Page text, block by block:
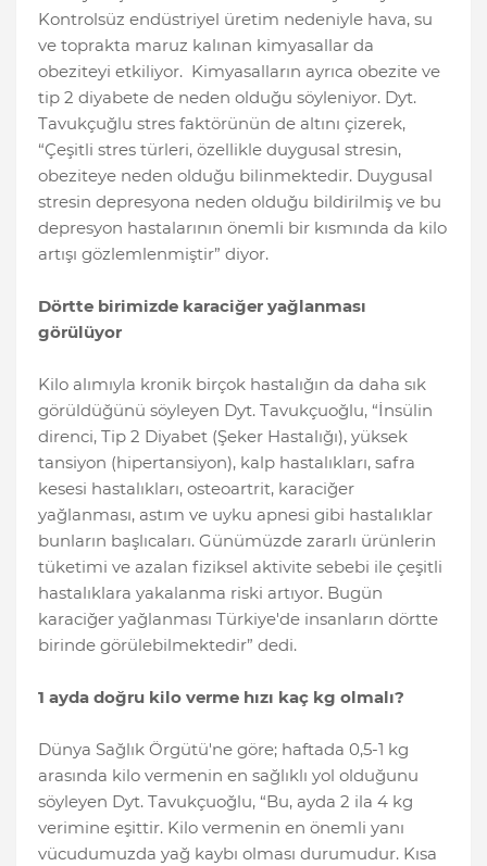
Kontrolsüz endüstriyel üretim nedeniyle hava, su
ve toprakta maruz kalınan kimyasallar da
obeziteyi etkiliyor. Kimyasalların ayrıca obezite ve
tip 2 diyabete de neden olduğu söyleniyor. Dyt.
Tavukçuğlu stres faktörünün de altını çizerek,
“Çeşitli stres türleri, özellikle duygusal stresin,
obeziteye neden olduğu bilinmektedir. Duygusal
stresin depresyona neden olduğu bildirilmiş ve bu
depresyon hastalarının önemli bir kısmında da kilo
artışı gözlemlenmiştir” diyor.
Dörtte birimizde karaciğer yağlanması
görülüyor
Kilo alımıyla kronik birçok hastalığın da daha sık
görüldüğünü söyleyen Dyt. Tavukçuoğlu, “İnsülin
direnci, Tip 2 Diyabet (Şeker Hastalığı), yüksek
tansiyon (hipertansiyon), kalp hastalıkları, safra
kesesi hastalıkları, osteoartrit, karaciğer
yağlanması, astım ve uyku apnesi gibi hastalıklar
bunların başlıcaları. Günümüzde zararlı ürünlerin
tüketimi ve azalan fiziksel aktivite sebebi ile çeşitli
hastalıklara yakalanma riski artıyor. Bugün
karaciğer yağlanması Türkiye'de insanların dörtte
birinde görülebilmektedir” dedi.
1 ayda doğru kilo verme hızı kaç kg olmalı?
Dünya Sağlık Örgütü'ne göre; haftada 0,5-1 kg
arasında kilo vermenin en sağlıklı yol olduğunu
söyleyen Dyt. Tavukçuoğlu, “Bu, ayda 2 ila 4 kg
verimine eşittir. Kilo vermenin en önemli yanı
vücudumuzda yağ kaybı olması durumudur. Kısa